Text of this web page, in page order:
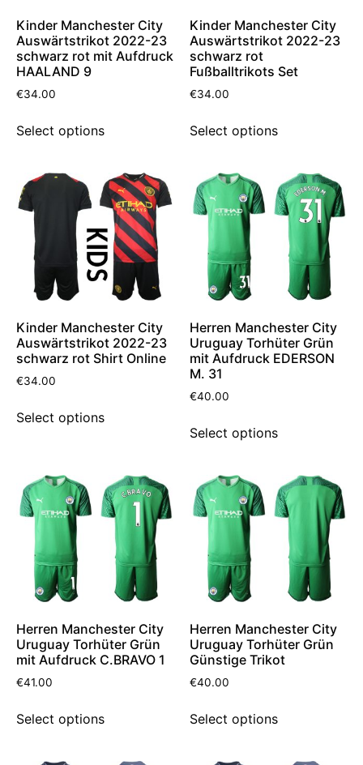
Kinder Manchester City
Auswärtstrikot 2022-23
schwarz rot mit Aufdruck
HAALAND 9
€34.00
Select options
Kinder Manchester City
Auswärtstrikot 2022-23
schwarz rot
Fußballtrikots Set
€34.00
Select options
Kinder Manchester City
Auswärtstrikot 2022-23
schwarz rot Shirt Online
€34.00
Select options
Herren Manchester City
Uruguay Torhüter Grün
mit Aufdruck EDERSON
M. 31
€40.00
Select options
Herren Manchester City
Uruguay Torhüter Grün
mit Aufdruck C.BRAVO 1
€41.00
Select options
Herren Manchester City
Uruguay Torhüter Grün
Günstige Trikot
€40.00
Select options